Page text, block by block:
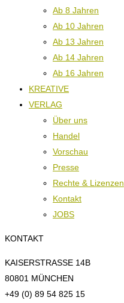
Ab 8 Jahren
Ab 10 Jahren
Ab 13 Jahren
Ab 14 Jahren
Ab 16 Jahren
KREATIVE
VERLAG
Über uns
Handel
Vorschau
Presse
Rechte & Lizenzen
Kontakt
JOBS
KONTAKT
KAISERSTRASSE 14B
80801 MÜNCHEN
+49 (0) 89 54 825 15